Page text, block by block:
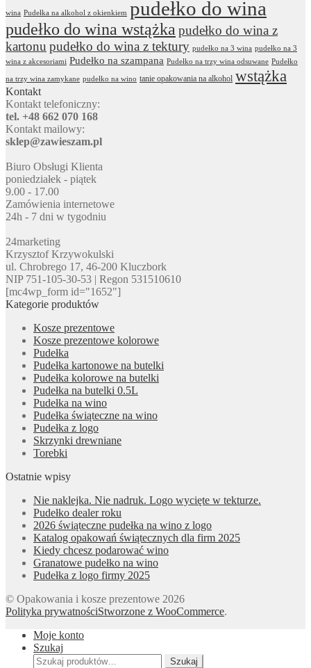
wina Pudełka na alkohol z okienkiem pudełko do wina
pudełko do wina wstążka pudełko do wina z
kartonu pudełko do wina z tektury pudełko na 3 wina pudełko na 3
wina z akcesoriami Pudełko na szampana Pudełko na trzy wina odsuwane Pudełko
na trzy wina zamykane pudełko na wino tanie opakowania na alkohol wstążka
Kontakt
Kontakt telefoniczny:
tel. +48 662 070 168
Kontakt mailowy:
sklep@zawieszam.pl
Biuro Obsługi Klienta
poniedziałek - piątek
9.00 - 17.00
Zamówienia internetowe
24h - 7 dni w tygodniu
24marketing
Krzysztof Krzywokulski
ul. Chrobrego 17, 46-200 Kluczbork
NIP 751-105-30-53 | Regon 531510610
[mc4wp_form id="1652"]
Kategorie produktów
Kosze prezentowe
Kosze prezentowe kolorowe
Pudełka
Pudełka kartonowe na butelki
Pudełka kolorowe na butelki
Pudełka na butelki 0.5L
Pudełka na wino
Pudełka świąteczne na wino
Pudełka z logo
Skrzynki drewniane
Torebki
Ostatnie wpisy
Nie naklejka. Nie nadruk. Logo wycięte w tekturze.
Pudełko dealer roku
2026 świąteczne pudełka na wino z logo
Katalog opakowań świątecznych dla firm 2025
Kiedy chcesz podarować wino
Granatowe pudełko na wino
Pudełka z logo firmy 2025
© Opakowania i kosze prezentowe 2026
Polityka prywatnościStworzone z WooCommerce.
Moje konto
Szukaj
Szukaj:
Szukaj